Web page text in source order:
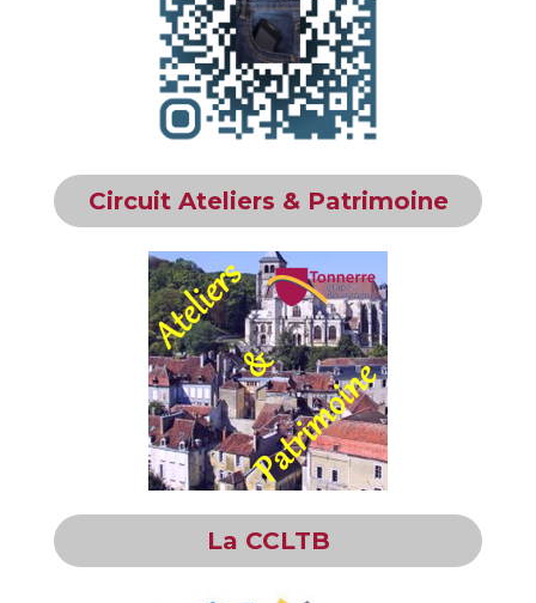
Circuit Ateliers & Patrimoine
La CCLTB